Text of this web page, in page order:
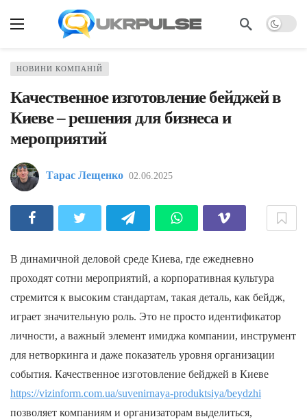
НОВИНИ КОМПАНІЙ
Качественное изготовление бейджей в
Киеве – решения для бизнеса и
мероприятий
Тарас Лещенко 02.06.2025
В динамичной деловой среде Киева, где ежедневно
проходят сотни мероприятий, а корпоративная культура
стремится к высоким стандартам, такая деталь, как бейдж,
играет значительную роль. Это не просто идентификатор
личности, а важный элемент имиджа компании, инструмент
для нетворкинга и даже показатель уровня организации
события. Качественное изготовление бейджей в Киеве
https://vizinform.com.ua/suvenirnaya-produktsiya/beydzhi
позволяет компаниям и организаторам выделиться,